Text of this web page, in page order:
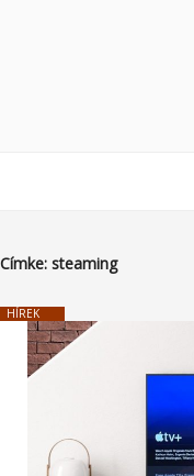
Címke: steaming
HÍREK